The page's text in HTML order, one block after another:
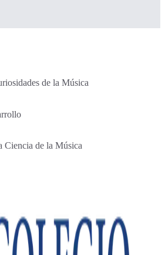
de la Música
de la Música